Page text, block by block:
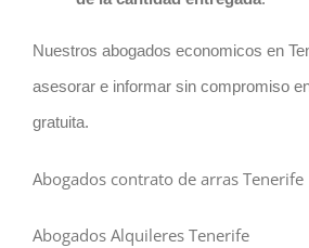
Nuestros abogados economicos en
asesorar e informar sin compromiso
gratuita.
Abogados contrato de arras Tenerife
Abogados Alquileres Tenerife